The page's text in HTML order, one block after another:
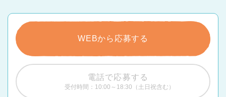
WEBから応募する
電話で応募する
受付時間：10:00～18:30（土日祝含む）